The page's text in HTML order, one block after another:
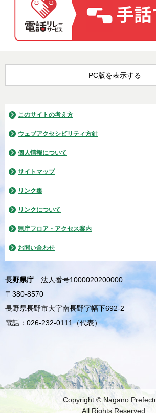
PC版を表示する
このサイトの考え方
ウェブアクセシビリティ方針
個人情報について
サイトマップ
リンク集
リンクについて
県庁フロア・アクセス案内
お問い合わせ
長野県庁
法人番号1000020200000
〒380-8570
長野県長野市大字南長野字幅下692-2
電話：026-232-0111（代表）
Copyright © Nagano
All Rights Reserved.